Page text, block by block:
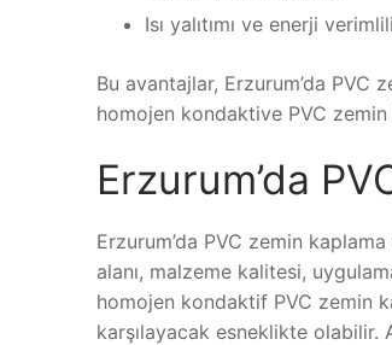
Isı yalıtımı ve enerji
Bu avantajlar, Erzurum’da PVC
homojen kondaktive PVC zemin
Erzurum’da
Erzurum’da PVC zemin
alanı, malzeme kalitesi,
homojen kondaktif PVC zemin
karşılayacak esneklikte